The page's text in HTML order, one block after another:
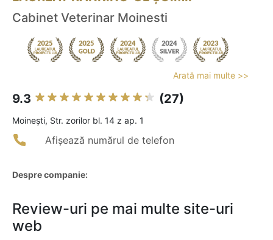
Cabinet Veterinar Moinesti
Arată mai multe >>
9.3 (27)
Moineşti, Str. zorilor bl. 14 z ap. 1
Afișează numărul de telefon
Despre companie:
Review-uri pe mai multe site-uri
web